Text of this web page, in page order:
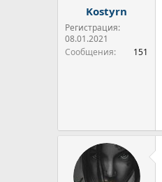
Kostyrn
Регистрация:
08.01.2021
Сообщения
151